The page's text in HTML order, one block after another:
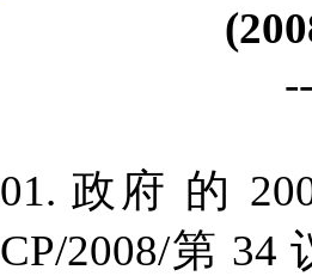
01. 政府 的
CP/2008/第 34